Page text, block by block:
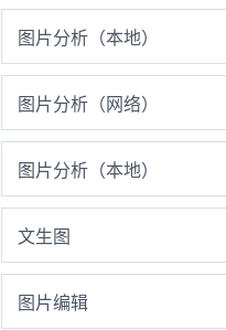
图片分析（本地）
图片分析（网络）
图片分析（本地）
文生图
图片编辑